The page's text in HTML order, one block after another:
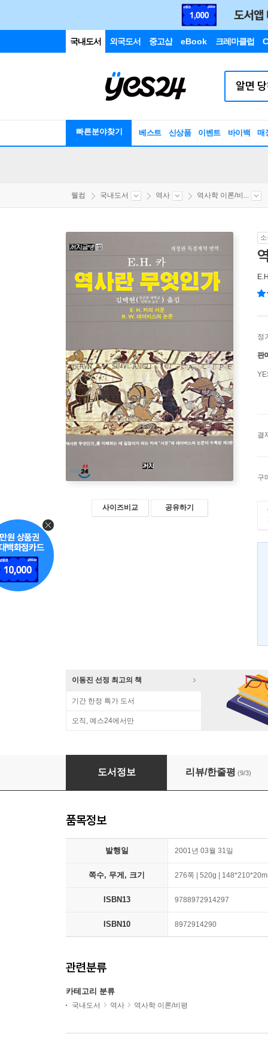
국내도서 외국도서 중고샵 eBook 크레마클럽
빠른분야찾기 베스트 신상품 이벤트 바이백 매
웰컴 국내도서 역사 역사학 이론/비...
사이즈비교 공유하기
정
판
결
구
이동진 선정 최고의 책
기간 한정 특가 도서
오직, 예스24에서만
역사란 무엇인가
도서정보 리뷰/한줄평 (9/3)
품목정보
발행일 2001년 03월 31일
쪽수, 무게, 크기 276쪽 | 520g |
ISBN13 9788972914297
ISBN10 8972914290
관련분류
카테고리 분류
국내도서 역사 역사학 이론/비평